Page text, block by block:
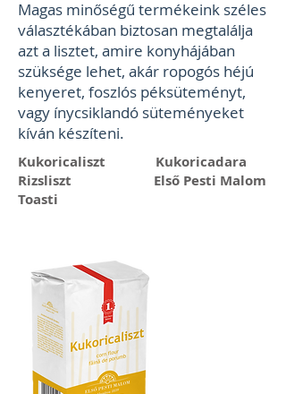
Magas minőségű termékeink széles
választékában biztosan megtalálja
azt a lisztet, amire konyhájában
szüksége lehet, akár ropogós héjú
kenyeret, foszlós péksüteményt,
vagy ínycsiklandó süteményeket
kíván készíteni.
Kukoricaliszt Kukoricadara
Rizsliszt Első Pesti Malom
Toasti